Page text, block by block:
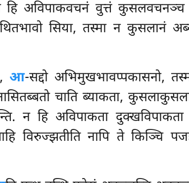
अविपाकवचनं वुत्तं कुसलवचनञ्च
सिया, तस्मा न कुसलानं
आ-सद्दो अभिमुखभावप्पकासनो,
चाति ब्याकता,
न हि अविपाकता
विरुज्झतीति नापि ते किञ्चि